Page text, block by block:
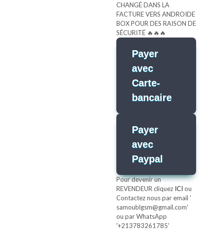
CHANGÉ DANS LA
FACTURE VERS ANDROIDE
BOX POUR DES RAISON DE
SÉCURITÉ 🔥🔥🔥
Payer
avec
Carte-
bancaire
Payer
avec
Paypal
Pour devenir un
REVENDEUR cliquez ICI ou
Contactez nous par email '
samoublgsm@gmail.com'
ou par WhatsApp
'+213783261785'